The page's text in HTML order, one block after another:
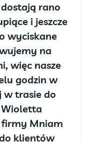
rano
i jeszcze
wyciskane
na
więc nasze
godzin w
w trasie do
firmy Mniam
klientów